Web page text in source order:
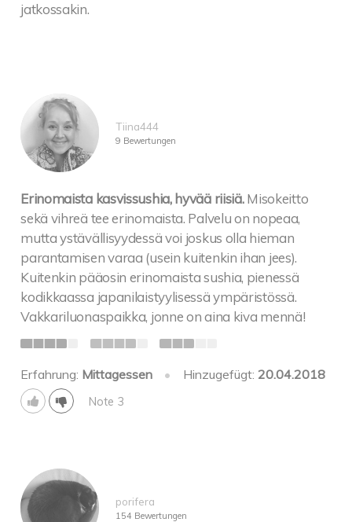
jatkossakin.
Tiina444
9 Bewertungen
Erinomaista kasvissushia, hyvää riisiä. Misokeitto
sekä vihreä tee erinomaista. Palvelu on nopeaa,
mutta ystävällisyydessä voi joskus olla hieman
parantamisen varaa (usein kuitenkin ihan jees).
Kuitenkin pääosin erinomaista sushia, pienessä
kodikkaassa japanilaistyylisessä ympäristössä.
Vakkariluonaspaikka, jonne on aina kiva mennä!
Erfahrung: Mittagessen • Hinzugefügt: 20.04.2018
Note 3
porifera
154 Bewertungen